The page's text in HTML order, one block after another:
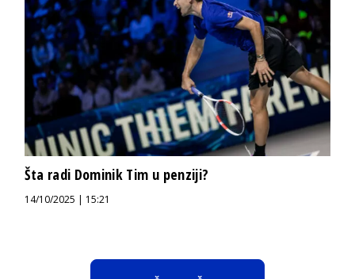
Šta radi Dominik Tim u penziji?
14/10/2025 | 15:21